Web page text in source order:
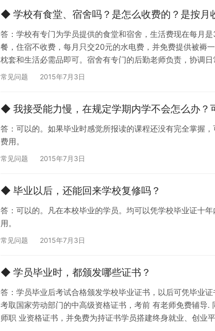
◆ 学校有食堂、宿舍吗？是怎么收费的？是按月
答：学校有专门为学员提供的食堂和宿舍，生活费现在每月
餐，住宿不收费，每月只交20元的水电费，并免费提供被褥
枕套和生活必需品即可。宿舍有专门的后勤老师负责，协调日
常见问题 2015年7月3日
◆ 我接受能力慢，在规定学期内学不会怎么办？
答：可以的。如果毕业时感觉所报读的课程还没有完全掌握
费用。
常见问题 2015年7月3日
◆ 毕业以后，还能回来学校复修吗？
答：可以的。凡在本校毕业的学员。均可以凭学校毕业证十
用。
常见问题 2015年7月3日
◆ 学员毕业时，都颁发哪些证书？
答：学员毕业后考试合格颁发学校毕业证书，以后可凭毕业
考取国家劳动部门的中高级资格证书，考前 有老师免费辅导
师职 业资格证书，并免费为持证书学员搭建终身就业、创业平